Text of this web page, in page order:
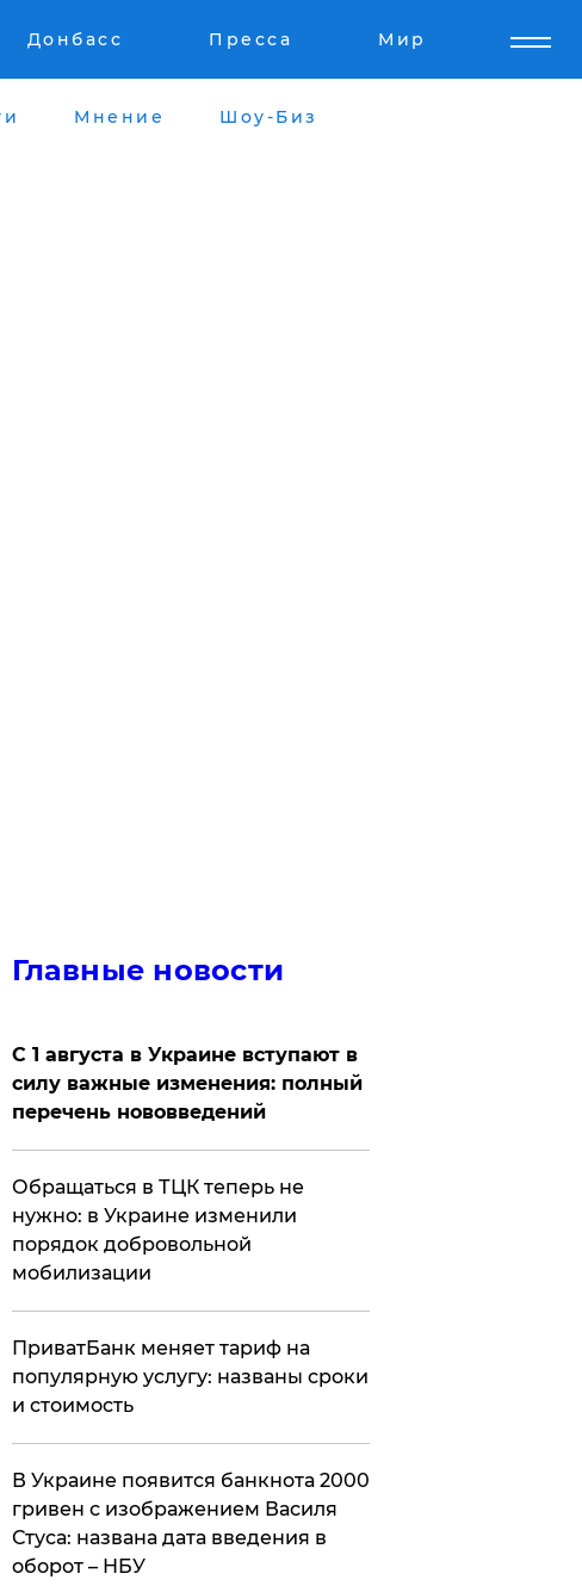
Донбасс Пресса Мир
Мнение Шоу-Биз
Главные новости
С 1 августа в Украине вступают в
силу важные изменения: полный
перечень нововведений
Обращаться в ТЦК теперь не
нужно: в Украине изменили
порядок добровольной
мобилизации
ПриватБанк меняет тариф на
популярную услугу: названы сроки
и стоимость
В Украине появится банкнота 2000
гривен с изображением Василя
Стуса: названа дата введения в
оборот – НБУ